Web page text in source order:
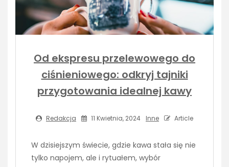
Od ekspresu przelewowego do
ciśnieniowego: odkryj tajniki
przygotowania idealnej kawy
Redakcja 11 Kwietnia, 2024 Inne Article
W dzisiejszym świecie, gdzie kawa stała się nie
tylko napojem, ale i rytuałem, wybór